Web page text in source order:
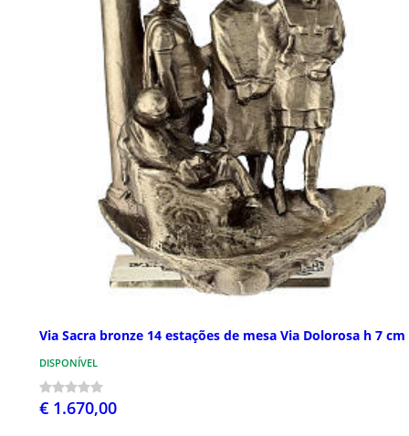
Via Sacra bronze 14 estações de mesa Via Dolorosa h 7 cm
DISPONÍVEL
€ 1.670,00